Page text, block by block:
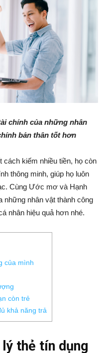
chính của những nhân
bản thân tốt hơn
cách kiếm nhiều tiền, họ còn
thông minh, giúp họ luôn
Cùng Ước mơ và Hạnh
những nhân vật thành công
nhân hiệu quả hơn nhé.
của mình
còn trẻ
khả năng trả
thẻ tín dụng